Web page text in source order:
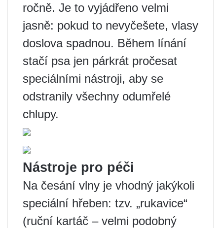
ročně. Je to vyjádřeno velmi
jasně: pokud to nevyčešete, vlasy
doslova spadnou. Během línání
stačí psa jen párkrát pročesat
speciálními nástroji, aby se
odstranily všechny odumřelé
chlupy.
Nástroje pro péči
Na česání vlny je vhodný jakýkoli
speciální hřeben: tzv. „rukavice“
(ruční kartáč – velmi podobný